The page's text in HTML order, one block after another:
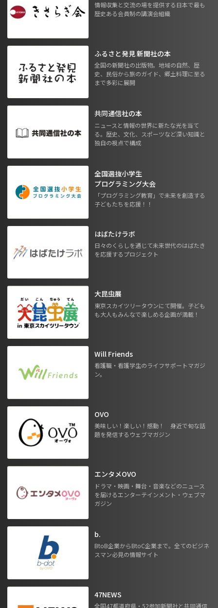
情報収集と交流の場を提供する日本で最も
歴史ある会員制の講演会組織
ふるさと発見 新聞社の本
全国の新聞社の出版物。地域の自然、歴
史、民俗から旅のガイド、郷土料理に至る
まで多彩に展開
共同通信社の本
ニュースと情報の世界に新たな光を当て
る。歴史、文化、スポーツなど深い知識と
独自の視点で構成
全国選抜小学生
プログラミング大会
「プログラミング教育」で未来を創造する
子どもたちを応援！！
はばたけラボ
日々のくらしを通じて未来世代のはばたき
を応援するプロジェクト
大昆虫展
東京スカイツリータウンにて開催。子ども
も大人もみんなで楽しめる企画が満載！
Will Friends
看護職・看護学生のライフサポートマガジ
ン。
OVO
美味しい！楽しい！感動！ 身近で旬な話
題を発信するウェブマガジン
エンタメOVO
ドラマ・映画・舞台・音楽などのニュース
を届けるエンターテインメント・ウェブマ
ガジン
b.
BtoB企業からBtoC企業まで。全てのビジネ
スマン必見の情報サイト
47NEWS
全国47都道府県・52参加新聞社と共同通信